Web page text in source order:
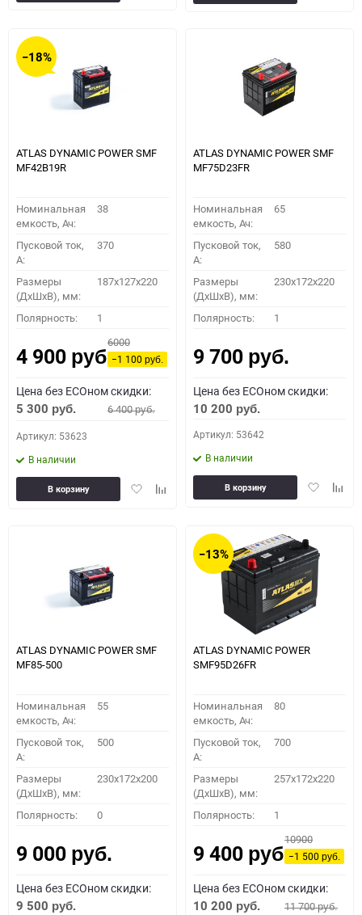
−18%
ATLAS DYNAMIC POWER SMF
MF42B19R
Номинальная
емкость, Ач:
38
Пусковой ток,
A:
370
Размеры
(ДхШхВ), мм:
187x127x220
Полярность: 1
4 900 руб.
6000
−1 100руб.
Цена без ECOном скидки:
5 300 руб. 6 400руб.
Артикул: 53623
В наличии
ДобавитьДобавить
В корзину
ATLAS DYNAMIC POWER SMF
MF75D23FR
Номинальная
емкость, Ач:
65
Пусковой ток,
A:
580
Размеры
(ДхШхВ), мм:
230x172x220
Полярность: 1
9 700 руб.
Цена без ECOном скидки:
10 200 руб.
Артикул: 53642
В наличии
Добавить
В корзину
ATLAS DYNAMIC POWER SMF
MF85-500
Номинальная
емкость, Ач:
55
Пусковой ток,
A:
500
Размеры
(ДхШхВ), мм:
230x172x200
Полярность: 0
9 000 руб.
Цена без ECOном скидки:
9 500 руб.
−13%
ATLAS DYNAMIC POWER
SMF95D26FR
Номинальная
емкость, Ач:
80
Пусковой ток,
A:
700
Размеры
(ДхШхВ), мм:
257x172x220
Полярность: 1
9 400 руб.
10900
−1 500руб.
Цена без ECOном скидки:
10 200 руб. 11 700руб.